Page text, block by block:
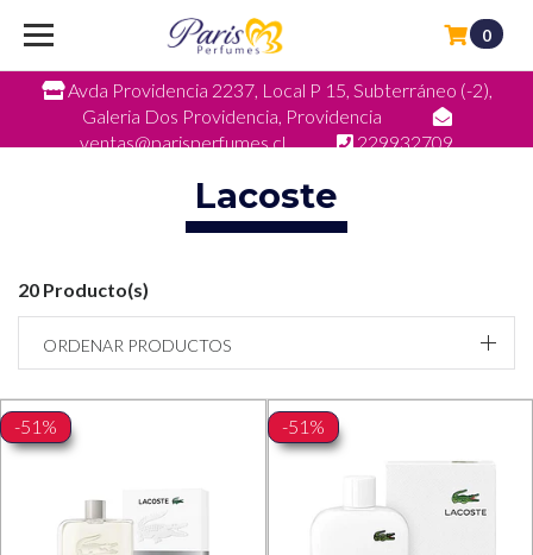
Avda Providencia 2237, Local P 15, Subterráneo (-2),
Galeria Dos Providencia, Providencia
ventas@parisperfumes.cl
229932709
0
Lacoste
20 Producto(s)
ORDENAR PRODUCTOS
-51% -51%